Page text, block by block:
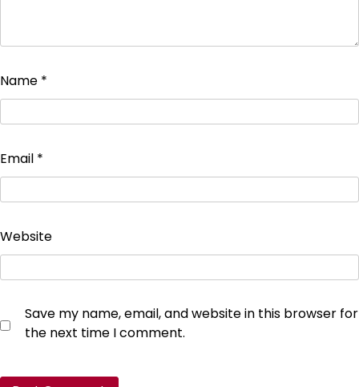
Name *
Email *
Website
Save my name, email, and website in this browser for
the next time I comment.